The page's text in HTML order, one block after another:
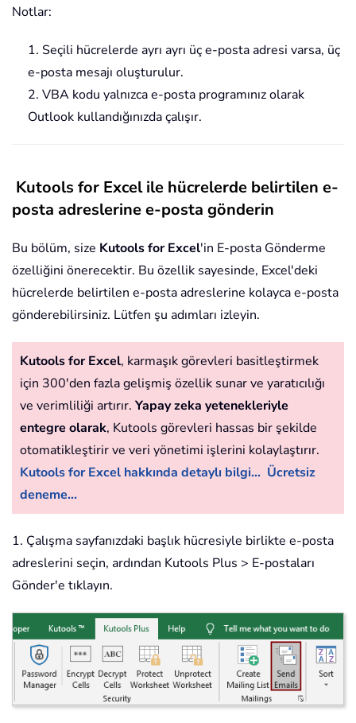
Notlar:
1. Seçili hücrelerde ayrı ayrı üç e-posta adresi varsa, üç
e-posta mesajı oluşturulur.
2. VBA kodu yalnızca e-posta programınız olarak
Outlook kullandığınızda çalışır.
Kutools for Excel ile hücrelerde belirtilen e-
posta adreslerine e-posta gönderin
Bu bölüm, size Kutools for Excel'in E-posta Gönderme
özelliğini önerecektir. Bu özellik sayesinde, Excel'deki
hücrelerde belirtilen e-posta adreslerine kolayca e-posta
gönderebilirsiniz. Lütfen şu adımları izleyin.
Kutools for Excel, karmaşık görevleri basitleştirmek
için 300'den fazla gelişmiş özellik sunar ve yaratıcılığı
ve verimliliği artırır. Yapay zeka yetenekleriyle
entegre olarak, Kutools görevleri hassas bir şekilde
otomatikleştirir ve veri yönetimi işlerini kolaylaştırır.
Kutools for Excel hakkında detaylı bilgi... Ücretsiz
deneme...
1. Çalışma sayfanızdaki başlık hücresiyle birlikte e-posta
adreslerini seçin, ardından Kutools Plus > E-postaları
Gönder'e tıklayın.